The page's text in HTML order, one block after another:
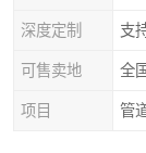
深度定制 支
可售卖地 全
项目 管